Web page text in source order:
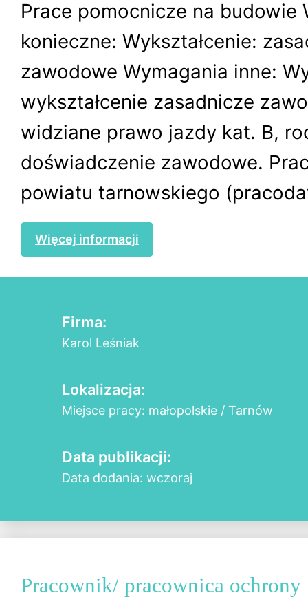
Prace pomocnicze na budowie
konieczne: Wykształcenie:
zawodowe Wymagania inne:
wykształcenie zasadnicze
widziane prawo jazdy kat. B,
doświadczenie zawodowe.
powiatu tarnowskiego
Więcej informacji
Firma:
Karol Leśniak
Lokalizacja:
Miejsce pracy: małopolskie / Tarnów
Data publikacji:
Data dodania: wczoraj
Pracownik/ pracownica ochrony